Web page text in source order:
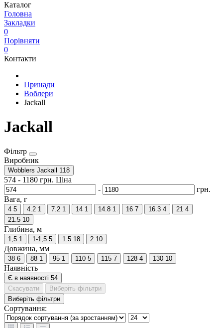
Каталог
Головна
Закладки
0
Порівняти
0
Контакти
Принади
Воблери
Jackall
Jackall
Фільтр
Виробник
Wobblers Jackall 118
574 - 1180 грн. Ціна
-
грн.
Вага, г
4 5 4.2 1 7.2 1 14 1 14.8 1 16 7 16.3 4 21 4
21.5 10
Глибина, м
1,5 1 1-1,5 5 1.5 18 2 10
Довжина, мм
38 6 88 1 95 1 110 5 115 7 128 4 130 10
Наявність
Є в наявності 54
Скасувати
Виберіть фільтри
Виберіть фільтри
Сортування: